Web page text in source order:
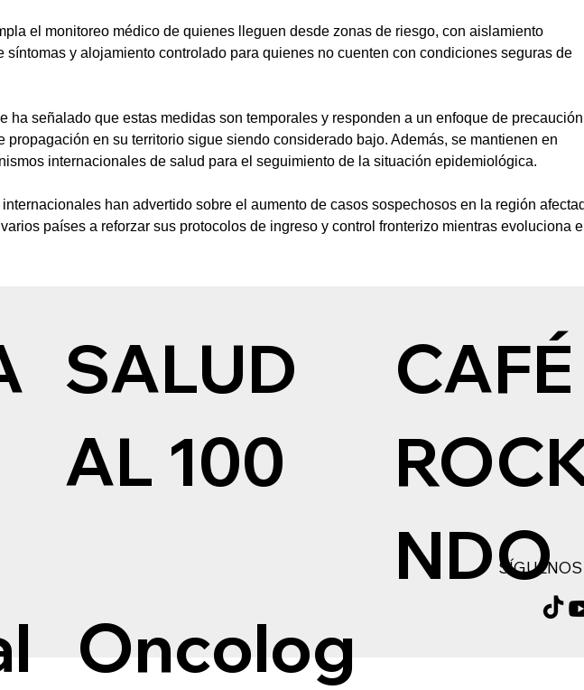
el monitoreo médico de quienes lleguen desde zonas de riesgo, con aislamiento
síntomas y alojamiento controlado para quienes no cuenten con condiciones seguras de
ha señalado que estas medidas son temporales y responden a un enfoque de
propagación en su territorio sigue siendo considerado bajo. Además, se mantienen en
internacionales de salud para el seguimiento de la situación epidemiológica.
han advertido sobre el aumento de casos sospechosos en la región
países a reforzar sus protocolos de ingreso y control fronterizo mientras evoluciona el
SALUD
AL 100
Oncolog
SÍGUENOS
CAFÉ
NDO